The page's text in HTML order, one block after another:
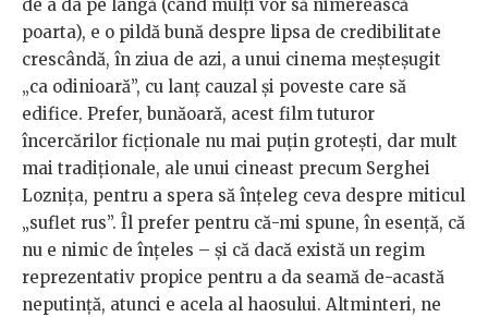
de a da pe lângă (când mulți vor să nimerească
poarta), e o pildă bună despre lipsa de credibilitate
crescândă, în ziua de azi, a unui cinema meșteșugit
„ca odinioară”, cu lanț cauzal și poveste care să
edifice. Prefer, bunăoară, acest film tuturor
încercărilor ficționale nu mai puțin grotești, dar mult
mai tradiționale, ale unui cineast precum Serghei
Loznița, pentru a spera să înțeleg ceva despre miticul
„suflet rus”. Îl prefer pentru că-mi spune, în esență, că
nu e nimic de înțeles – și că dacă există un regim
reprezentativ propice pentru a da seamă de-acastă
neputință, atunci e acela al haosului. Altminteri, ne